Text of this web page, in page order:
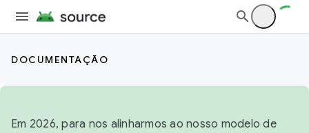
DOCUMENTAÇÃO
Em 2026, para nos alinharmos ao nosso modelo de